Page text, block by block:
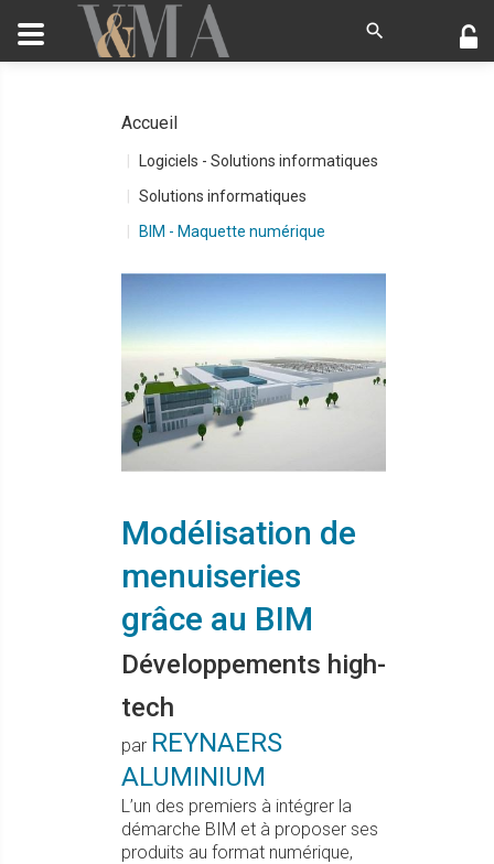
Accueil
Logiciels - Solutions informatiques
Solutions informatiques
BIM - Maquette numérique
Modélisation de
menuiseries
grâce au BIM
Développements high-
tech
par REYNAERS
ALUMINIUM
L’un des premiers à intégrer la
démarche BIM et à proposer ses
produits au format numérique,